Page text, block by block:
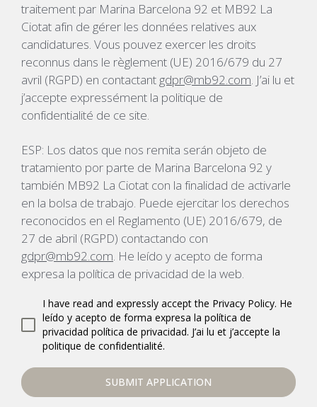
traitement par Marina Barcelona 92 et MB92 La
Ciotat afin de gérer les données relatives aux
candidatures. Vous pouvez exercer les droits
reconnus dans le règlement (UE) 2016/679 du 27
avril (RGPD) en contactant gdpr@mb92.com. J’ai lu et
j’accepte expressément la politique de
confidentialité de ce site.
ESP: Los datos que nos remita serán objeto de
tratamiento por parte de Marina Barcelona 92 y
también MB92 La Ciotat con la finalidad de activarle
en la bolsa de trabajo. Puede ejercitar los derechos
reconocidos en el Reglamento (UE) 2016/679, de
27 de abril (RGPD) contactando con
gdpr@mb92.com. He leído y acepto de forma
expresa la política de privacidad de la web.
I have read and expressly accept the Privacy Policy. He
leído y acepto de forma expresa la política de
privacidad política de privacidad. J’ai lu et j’accepte la
politique de confidentialité.
SUBMIT APPLICATION